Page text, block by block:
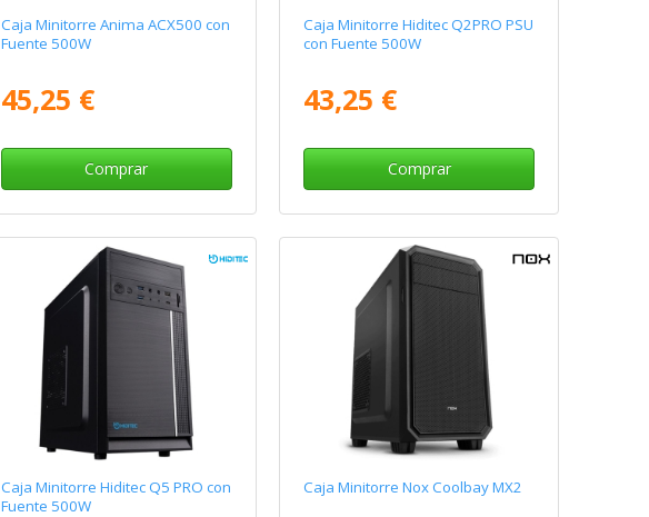
Caja Minitorre Anima ACX500 con
Fuente 500W
45,25 €
Comprar
Caja Minitorre Hiditec Q2PRO PSU
con Fuente 500W
43,25 €
Comprar
Caja Minitorre Hiditec Q5 PRO con
Fuente 500W
Caja Minitorre Nox Coolbay MX2